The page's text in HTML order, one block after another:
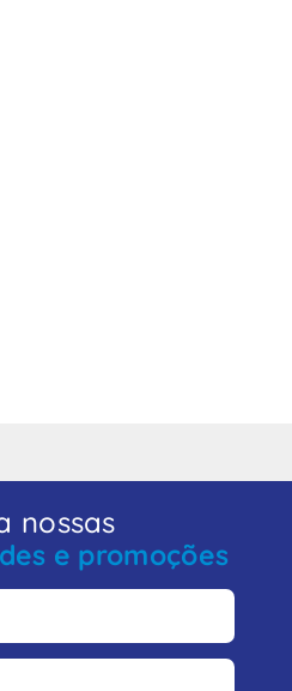
nossas
e promoções